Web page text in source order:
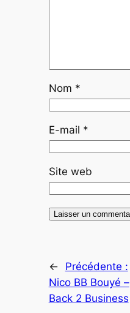
Nom *
E-mail *
Site web
←
Précédente :
Nico BB Bouyé –
Back 2 Business